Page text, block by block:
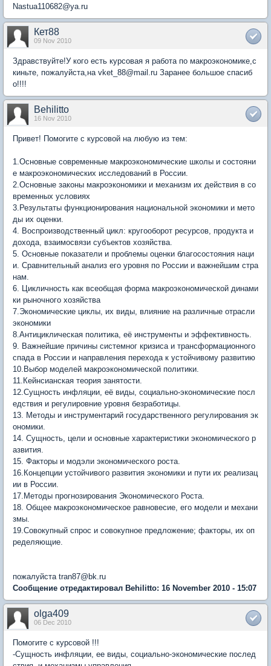
Nastua110682@ya.ru
Кет88
09 Nov 2010
Здравствуйте!У кого есть курсовая я работа по макроэкономике,с
киньте, пожалуйста,на vket_88@mail.ru Заранее большое спасиб
о!!!!
Behilitto
16 Nov 2010
Привет! Помогите с курсовой на любую из тем:
1.Основные современные макроэкономические школы и состояни
е макроэкономических исследований в России.
2.Основные законы макроэкономики и механизм их действия в со
временных условиях
3.Результаты функционирования национальной экономики и мето
ды их оценки.
4. Воспроизводственный цикл: кругооборот ресурсов, продукта и
дохода, взаимосвязи субъектов хозяйства.
5. Основные показатели и проблемы оценки благосостояния наци
и. Сравнительный анализ его уровня по России и важнейшим стра
нам.
6. Цикличность как всеобщая форма макроэкономической динами
ки рыночного хозяйства
7.Экономические циклы, их виды, влияние на различные отрасли
экономики
8.Антициклическая политика, её инструменты и эффективность.
9. Важнейшие причины системног кризиса и трансформационного
спада в России и направления перехода к устойчивому развитию
10.Выбор моделей макроэкономической политики.
11.Кейнсианская теория занятости.
12.Сущность инфляции, её виды, социально-экономические посл
едствия и регулировние уровня безработицы.
13. Методы и инструментарий государственного регулирования эк
ономики.
14. Сущность, цели и основные характеристики экономического р
азвития.
15. Факторы и модэли экономического роста.
16.Концепции устойчивого развития экономики и пути их реализац
ии в России.
17.Методы прогнозирования Экономического Роста.
18. Общее макроэкономическое равновесие, его модели и механи
змы.
19.Совокупный спрос и совокупное предложение; факторы, их оп
ределяющие.
пожалуйста tran87@bk.ru
Сообщение отредактировал Behilitto: 16 November 2010 - 15:07
olga409
06 Dec 2010
Помогите с курсовой !!!
-Сущность инфляции, ее виды, социально-экономические послед